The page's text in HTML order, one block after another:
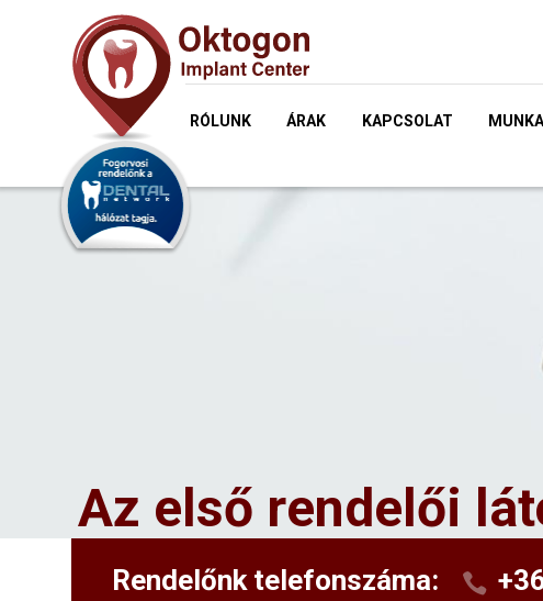
RÓLUNK ÁRAK KAPCSOLAT
Az első rendelői
Rendelőnk telefonszáma: